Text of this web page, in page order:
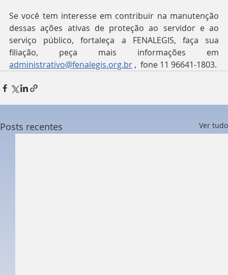
Se você tem interesse em contribuir na manutenção
dessas ações ativas de proteção ao servidor e ao
serviço público, fortaleça a FENALEGIS, faça sua
administrativo@fenalegis.org.br ,  fone 11 96641-1803.
Posts recentes Ver tudo